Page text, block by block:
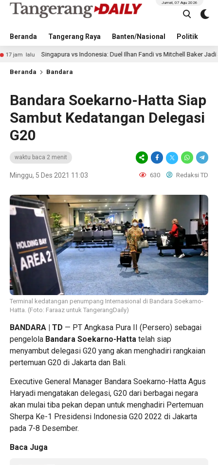
Beranda Tangerang Raya Banten/Nasional Politik
Jumat, 07 Agu 2026
Singapura vs Indonesia: Duel Ilhan Fandi vs Mitchell Baker Jadi Sorotan di
Beranda Bandara
Bandara Soekarno-Hatta Siap
Sambut Kedatangan Delegasi
G20
waktu baca 2 menit
Minggu, 5 Des 2021 11:03 630 Redaksi TD
Terminal kedatangan penumpang Internasional di Bandara Soekarno-
Hatta. (Foto: Faraaz untuk TangerangDaily)
BANDARA | TD — PT Angkasa Pura II (Persero) sebagai
pengelola Bandara Soekarno-Hatta telah siap
menyambut delegasi G20 yang akan menghadiri rangkaian
pertemuan G20 di Jakarta dan Bali.
Executive General Manager Bandara Soekarno-Hatta Agus
Haryadi mengatakan delegasi, G20 dari berbagai negara
akan mulai tiba pekan depan untuk menghadiri Pertemuan
Sherpa Ke-1 Presidensi Indonesia G20 2022 di Jakarta
pada 7-8 Desember.
Baca Juga